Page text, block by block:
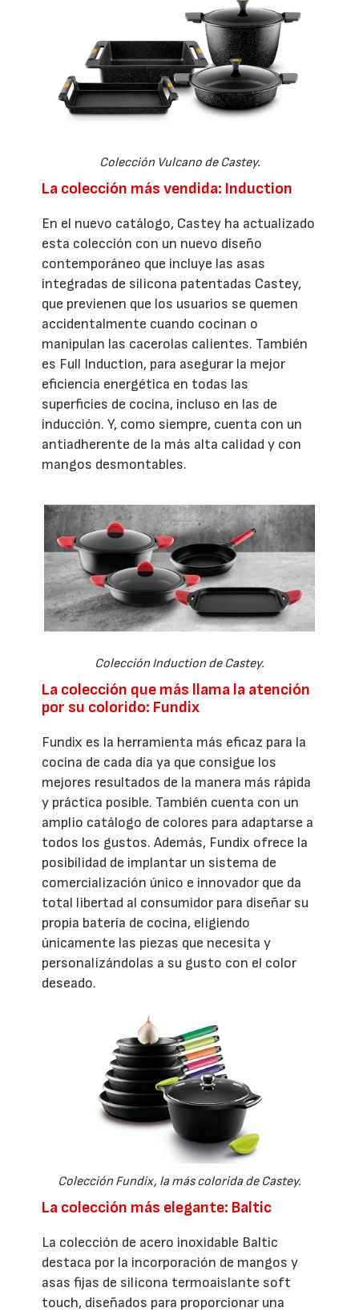
Colección Vulcano de Castey.
La colección más vendida: Induction
En el nuevo catálogo, Castey ha actualizado
esta colección con un nuevo diseño
contemporáneo que incluye las asas
integradas de silicona patentadas Castey,
que previenen que los usuarios se quemen
accidentalmente cuando cocinan o
manipulan las cacerolas calientes. También
es Full Induction, para asegurar la mejor
eficiencia energética en todas las
superficies de cocina, incluso en las de
inducción. Y, como siempre, cuenta con un
antiadherente de la más alta calidad y con
mangos desmontables.
Colección Induction de Castey.
La colección que más llama la atención
por su colorido: Fundix
Fundix es la herramienta más eficaz para la
cocina de cada día ya que consigue los
mejores resultados de la manera más rápida
y práctica posible. También cuenta con un
amplio catálogo de colores para adaptarse a
todos los gustos. Además, Fundix ofrece la
posibilidad de implantar un sistema de
comercialización único e innovador que da
total libertad al consumidor para diseñar su
propia batería de cocina, eligiendo
únicamente las piezas que necesita y
personalizándolas a su gusto con el color
deseado.
Colección Fundix, la más colorida de Castey.
La colección más elegante: Baltic
La colección de acero inoxidable Baltic
destaca por la incorporación de mangos y
asas fijas de silicona termoaislante soft
touch, diseñados para proporcionar una